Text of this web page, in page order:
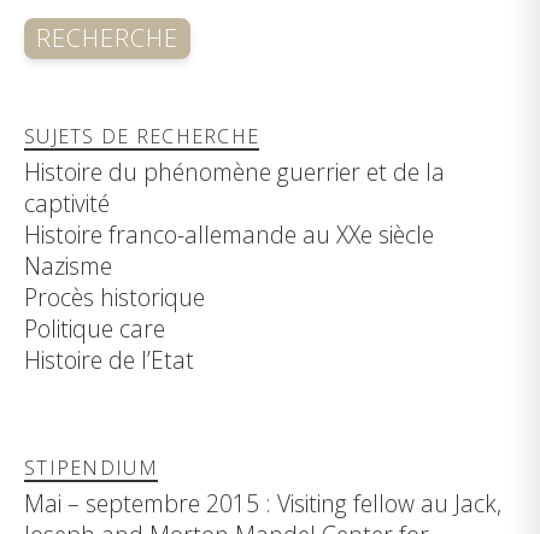
RECHERCHE
SUJETS DE RECHERCHE
Histoire du phénomène guerrier et de la
captivité
Histoire franco-allemande au XXe siècle
Nazisme
Procès historique
Politique care
Histoire de l’Etat
STIPENDIUM
Mai – septembre 2015 : Visiting fellow au Jack,